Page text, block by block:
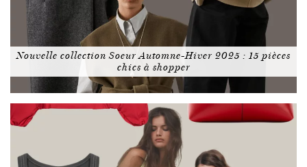
Nouvelle collection Soeur Automne-Hiver 2025 : 15 pièces
chics à shopper